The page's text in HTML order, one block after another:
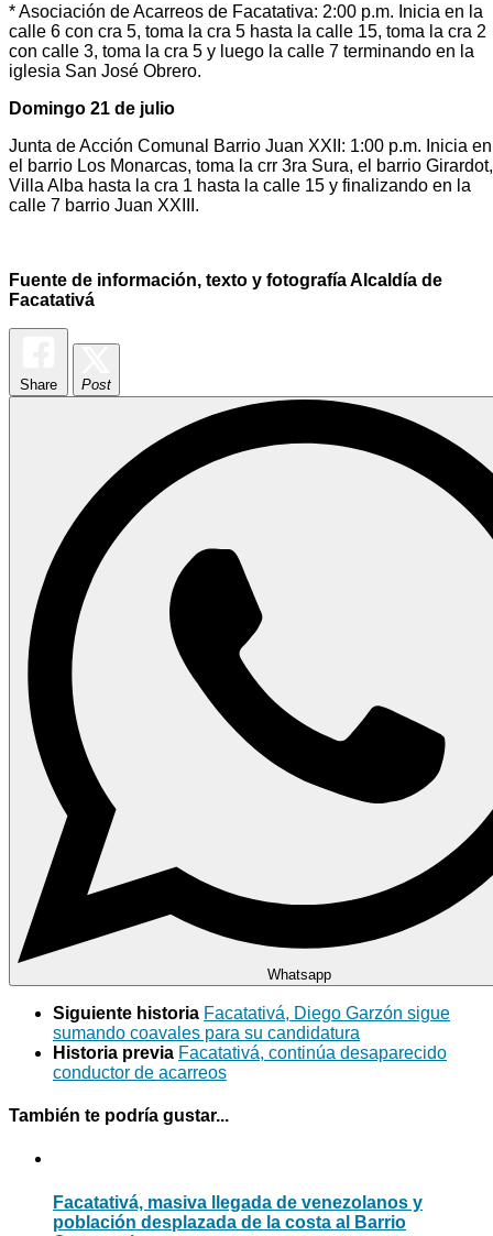
* Asociación de Acarreos de Facatativa: 2:00 p.m. Inicia en la
calle 6 con cra 5, toma la cra 5 hasta la calle 15, toma la cra 2
con calle 3, toma la cra 5 y luego la calle 7 terminando en la
iglesia San José Obrero.
Domingo 21 de julio
Junta de Acción Comunal Barrio Juan XXII: 1:00 p.m. Inicia en
el barrio Los Monarcas, toma la crr 3ra Sura, el barrio Girardot,
Villa Alba hasta la cra 1 hasta la calle 15 y finalizando en la
calle 7 barrio Juan XXIII.
Fuente de información, texto y fotografía Alcaldía de
Facatativá
Share Post
Whatsapp
Siguiente historia Facatativá, Diego Garzón sigue
sumando coavales para su candidatura
Historia previa Facatativá, continúa desaparecido
conductor de acarreos
También te podría gustar...
Facatativá, masiva llegada de venezolanos y
población desplazada de la costa al Barrio